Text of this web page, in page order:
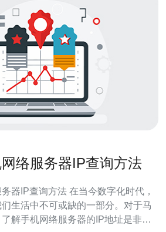
络服务器IP查询方法
法 在当今数字化时代，
生活中不可或缺的一部分。对于马
解手机网络服务器的IP地址是非常